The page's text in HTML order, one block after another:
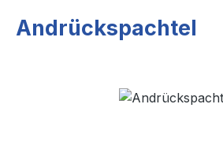
Andrückspachtel
Bildergalerie überspringen